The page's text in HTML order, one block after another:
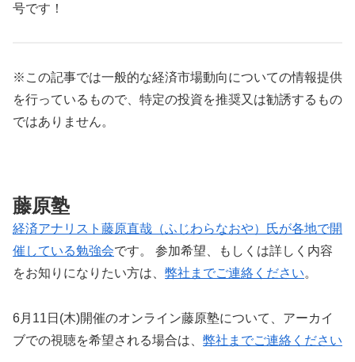
号です！
※この記事では一般的な経済市場動向についての情報提供
を行っているもので、特定の投資を推奨又は勧誘するもの
ではありません。
藤原塾
経済アナリスト藤原直哉（ふじわらなおや）氏が各地で開
催している勉強会です。 参加希望、もしくは詳しく内容
をお知りになりたい方は、 弊社までご連絡ください。
6月11日(木)開催のオンライン藤原塾について、アーカイ
ブでの視聴を希望される場合は、 弊社までご連絡ください